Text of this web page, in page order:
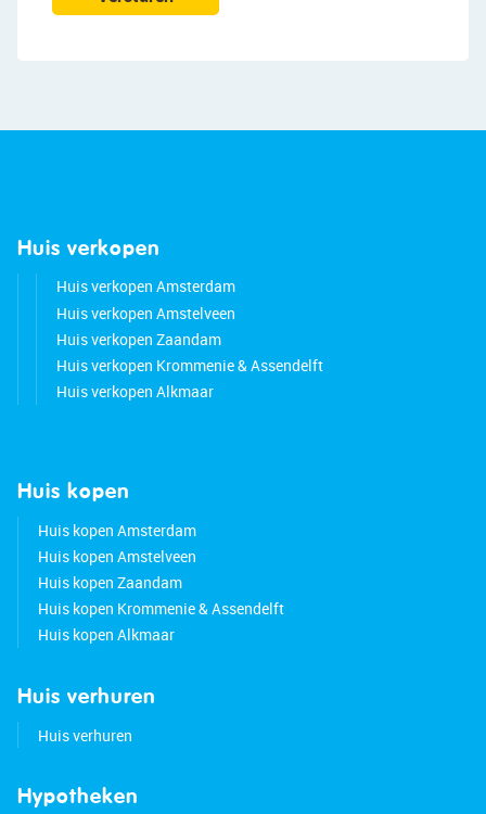
Huis verkopen
Huis verkopen Amsterdam
Huis verkopen Amstelveen
Huis verkopen Zaandam
Huis verkopen Krommenie & Assendelft
Huis verkopen Alkmaar
Huis kopen
Huis kopen Amsterdam
Huis kopen Amstelveen
Huis kopen Zaandam
Huis kopen Krommenie & Assendelft
Huis kopen Alkmaar
Huis verhuren
Huis verhuren
Hypotheken